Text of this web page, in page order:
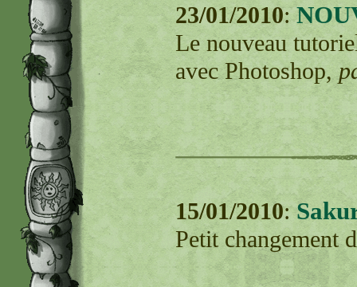
23/01/2010:
Le nouveau
avec Photoshop,
15/01/2010:
Petit changement